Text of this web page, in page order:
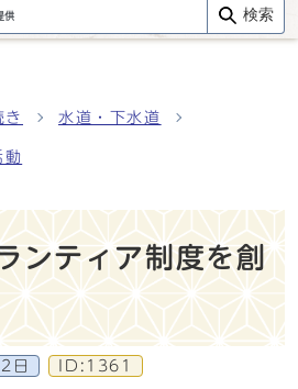
検索
き 水道・下水道
動
ンティア制度を創
日 ID:1361